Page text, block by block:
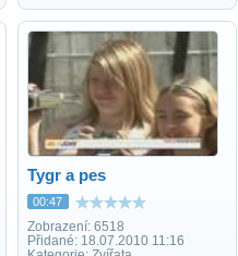
Tygr a pes
00:47
Zobrazení: 6518
Přidané: 18.07.2010 11:16